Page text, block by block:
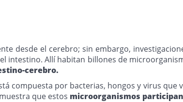
desde el cerebro; sin embargo,
Allí habitan billones de
cerebro.
compuesta por bacterias, hongos y virus
que estos microorganismos